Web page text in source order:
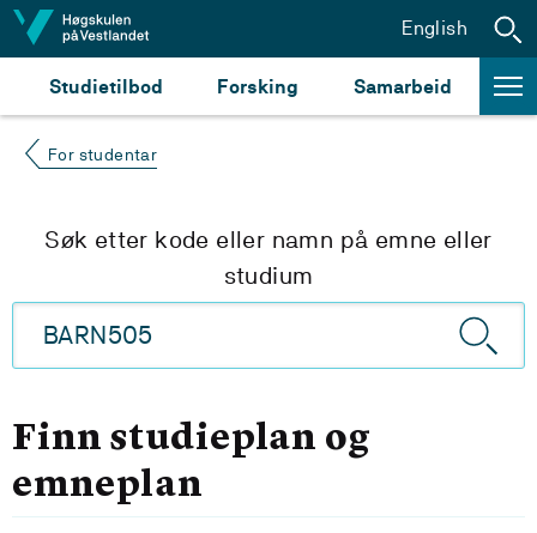
Hopp til innhald
Studietilbod Forsking Samarbeid
English
For studentar
Søk etter kode eller namn på emne eller
studium
Finn studieplan og
emneplan